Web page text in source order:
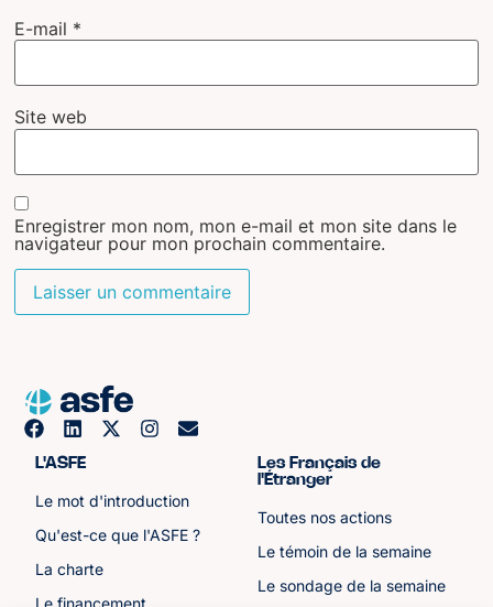
E-mail *
Site web
Enregistrer mon nom, mon e-mail et mon site dans le
navigateur pour mon prochain commentaire.
L'ASFE
Le mot d'introduction
Qu'est-ce que l'ASFE ?
La charte
Les Français de
l'Étranger
Toutes nos actions
Le témoin de la semaine
Le sondage de la semaine